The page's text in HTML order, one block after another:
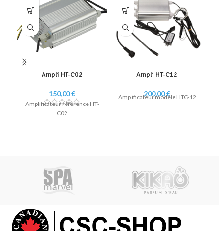
Ampli HT-C02
150,00€
Amplificateur référence HT-
C02
Ampli HT-C12
200,00€
Amplificateur modèle HTC-12